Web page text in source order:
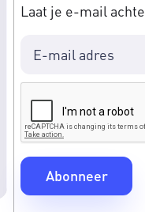
Laat je e-mail